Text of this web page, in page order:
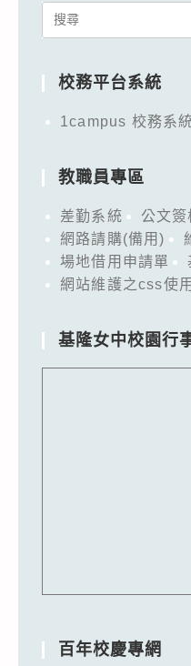
Search
校務平台系統
1campus 校務系
教職員專區
差勤系統 公文簽
網路請購(備用)
場地借用申請單
網站維護之css使
基隆女中校園行
百年校慶專網